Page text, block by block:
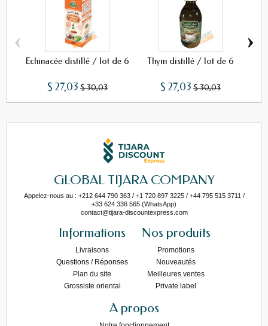
Échinacée distillé / lot de 6
$ 27,03 $ 30,03
Thym distillé / lot de 6
$ 27,03 $ 30,03
‹ ›
GLOBAL TIJARA COMPANY
Appelez-nous au : +212 644 790 363 / +1 720 897 3225 / +44 795 515 3711 /
+33 624 336 565 (WhatsApp)
contact@tijara-discountexpress.com
Informations
Livraisons
Questions / Réponses
Plan du site
Grossiste oriental
Nos produits
Promotions
Nouveautés
Meilleures ventes
Private label
A propos